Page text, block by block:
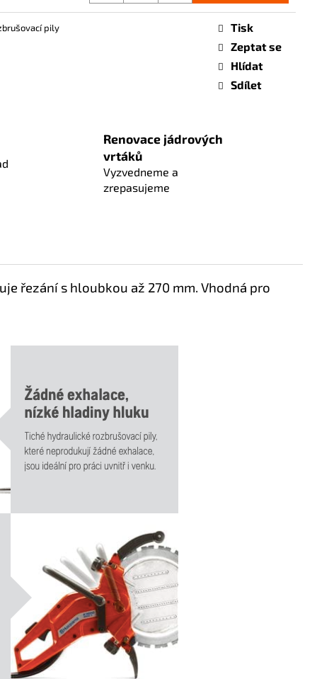
pily
Tisk
Zeptat se
Hlídat
Sdílet
Renovace jádrových
vrtáků
Vyzvedneme a
zrepasujeme
řezání s hloubkou až 270 mm. Vhodná pro